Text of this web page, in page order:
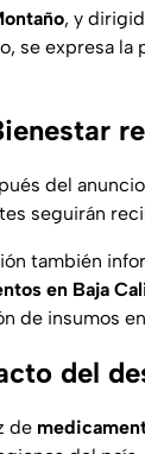
, y
se expresa la
del
seguirán
también
en Baja
de insumos
del
de